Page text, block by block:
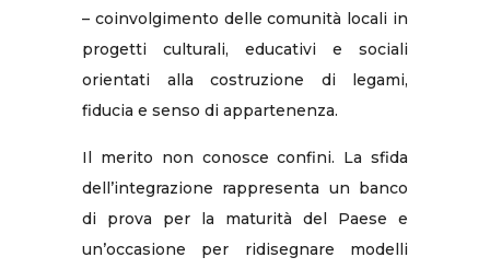
– coinvolgimento delle comunità locali in
progetti culturali, educativi e sociali
orientati alla costruzione di legami,
fiducia e senso di appartenenza.
Il merito non conosce confini. La sfida
dell’integrazione rappresenta un banco
di prova per la maturità del Paese e
un’occasione per ridisegnare modelli